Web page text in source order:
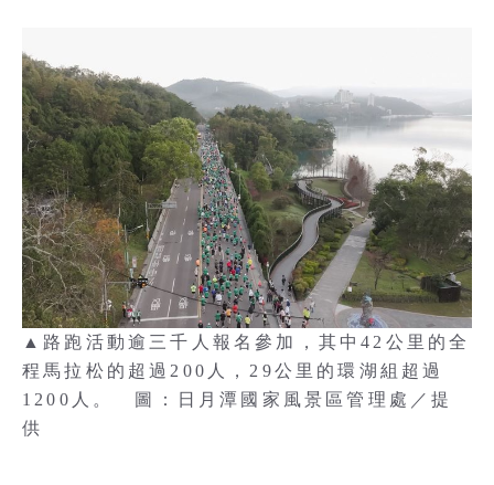
▲路跑活動逾三千人報名參加，其中42公里的全
程馬拉松的超過200人，29公里的環湖組超過
1200人。 圖：日月潭國家風景區管理處／提
供